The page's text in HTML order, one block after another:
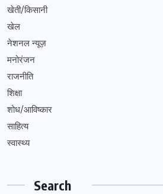
खेती/किसानी
खेल
नेशनल न्यूज़
मनोरंजन
राजनीति
शिक्षा
शोध/आविष्कार
साहित्य
स्वास्थ्य
Search